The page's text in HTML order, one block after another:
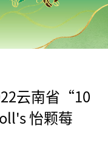
云南省“10
怡颗莓